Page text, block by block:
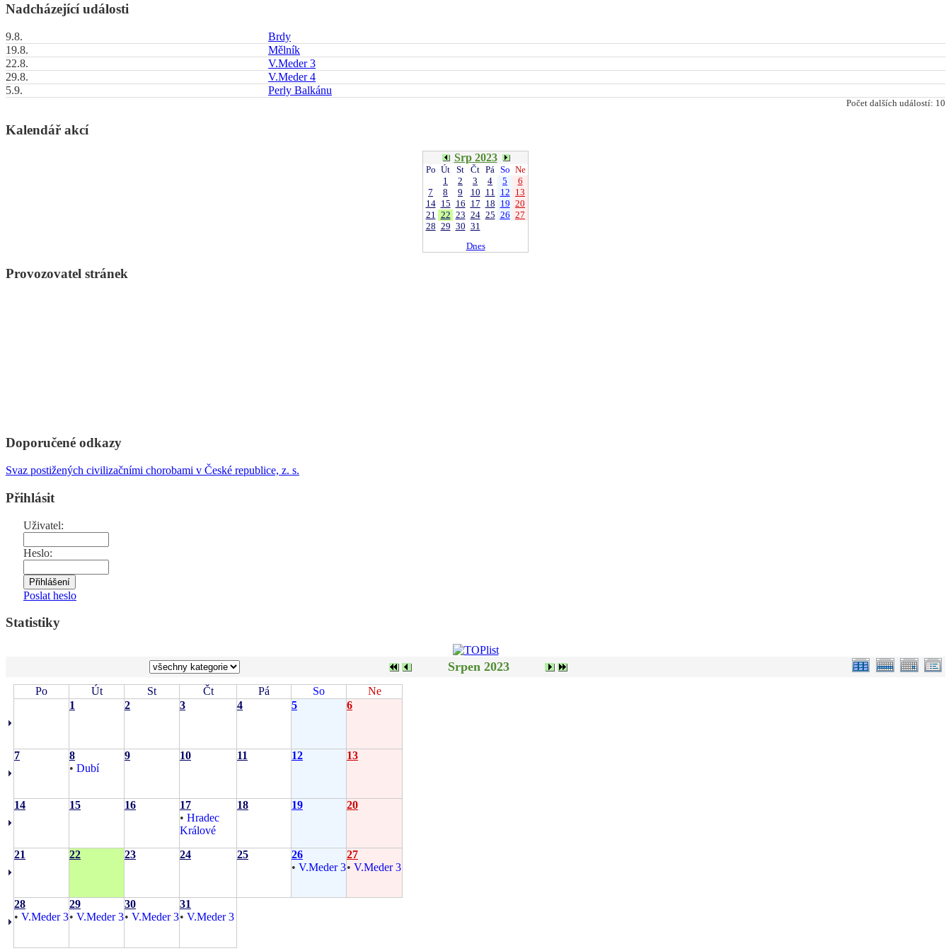
Nadcházející události
9.8.
Brdy
19.8.
Mělník
22.8.
V.Meder 3
29.8.
V.Meder 4
5.9.
Perly Balkánu
Počet dalších událostí: 10
Kalendář akcí
Srp 2023
Po Út St Čt Pá So Ne
1
2 3 4 5
6
7
8 9 10 11 12 13
14 15 16 17 18 19 20
21 22 23 24 25 26 27
28 29 30 31
Dnes
Provozovatel stránek
Doporučené odkazy
Svaz postižených civilizačními chorobami v České republice, z. s.
Přihlásit
Uživatel:
Heslo:
Poslat heslo
Statistiky
Srpen 2023
Po Út St Čt Pá So
Ne
1
2 3 4 5 6
7
8
• Dubí
9 10 11 12 13
14 15 16
17
• Hradec
Králové
18 19 20
21 22 23 24 25
26
• V.Meder 3
27
• V.Meder 3
28
• V.Meder 3
29
• V.Meder 3
30
• V.Meder 3
31
• V.Meder 3